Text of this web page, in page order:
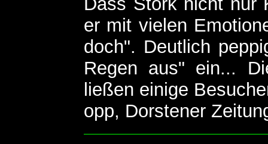
er mit vielen
doch". Deutlich
Regen aus" ein...
ließen einige
opp, Dorstener